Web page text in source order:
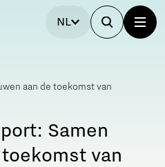
NL
aan de toekomst van
Samen
van